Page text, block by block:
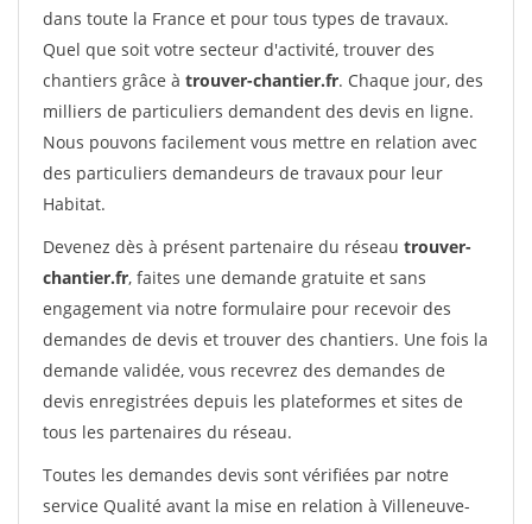
dans toute la France et pour tous types de travaux.
Quel que soit votre secteur d'activité, trouver des
chantiers grâce à trouver-chantier.fr. Chaque jour, des
milliers de particuliers demandent des devis en ligne.
Nous pouvons facilement vous mettre en relation avec
des particuliers demandeurs de travaux pour leur
Habitat.
Devenez dès à présent partenaire du réseau trouver-
chantier.fr, faites une demande gratuite et sans
engagement via notre formulaire pour recevoir des
demandes de devis et trouver des chantiers. Une fois la
demande validée, vous recevrez des demandes de
devis enregistrées depuis les plateformes et sites de
tous les partenaires du réseau.
Toutes les demandes devis sont vérifiées par notre
service Qualité avant la mise en relation à Villeneuve-